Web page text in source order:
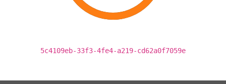
5c4109eb-33f3-4fe4-a219-cd62a0f7059e